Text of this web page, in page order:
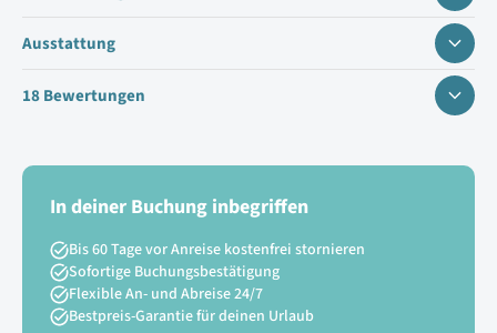
Ausstattung
18 Bewertungen
In deiner Buchung inbegriffen
Bis 60 Tage vor Anreise kostenfrei stornieren
Sofortige Buchungsbestätigung
Flexible An- und Abreise 24/7
Bestpreis-Garantie für deinen Urlaub